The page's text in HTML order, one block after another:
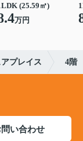
(25.59㎡)
万円
アプレイス 4階
い合わせ